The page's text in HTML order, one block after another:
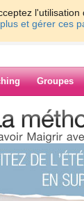
et gérer ces
Groupes